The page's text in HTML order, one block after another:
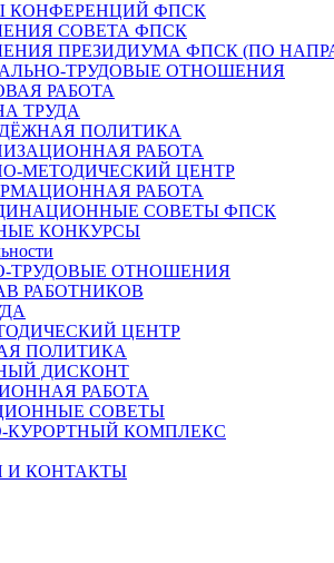
КОНФЕРЕНЦИЙ ФПСК
СОВЕТА ФПСК
ПРЕЗИДИУМА ФПСК (ПО
ТРУДОВЫЕ ОТНОШЕНИЯ
РАБОТА
ТРУДА
ПОЛИТИКА
РАБОТА
МЕТОДИЧЕСКИЙ ЦЕНТР
РАБОТА
СОВЕТЫ ФПСК
КОНКУРСЫ
ТРУДОВЫЕ ОТНОШЕНИЯ
РАБОТНИКОВ
ЦЕНТР
ПОЛИТИКА
ДИСКОНТ
РАБОТА
СОВЕТЫ
КУРОРТНЫЙ КОМПЛЕКС
И КОНТАКТЫ